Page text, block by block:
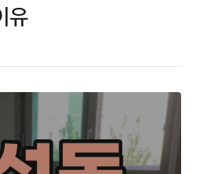
유